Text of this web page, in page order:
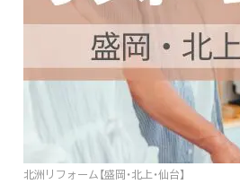
北洲リフォーム【盛岡・北上・仙台】